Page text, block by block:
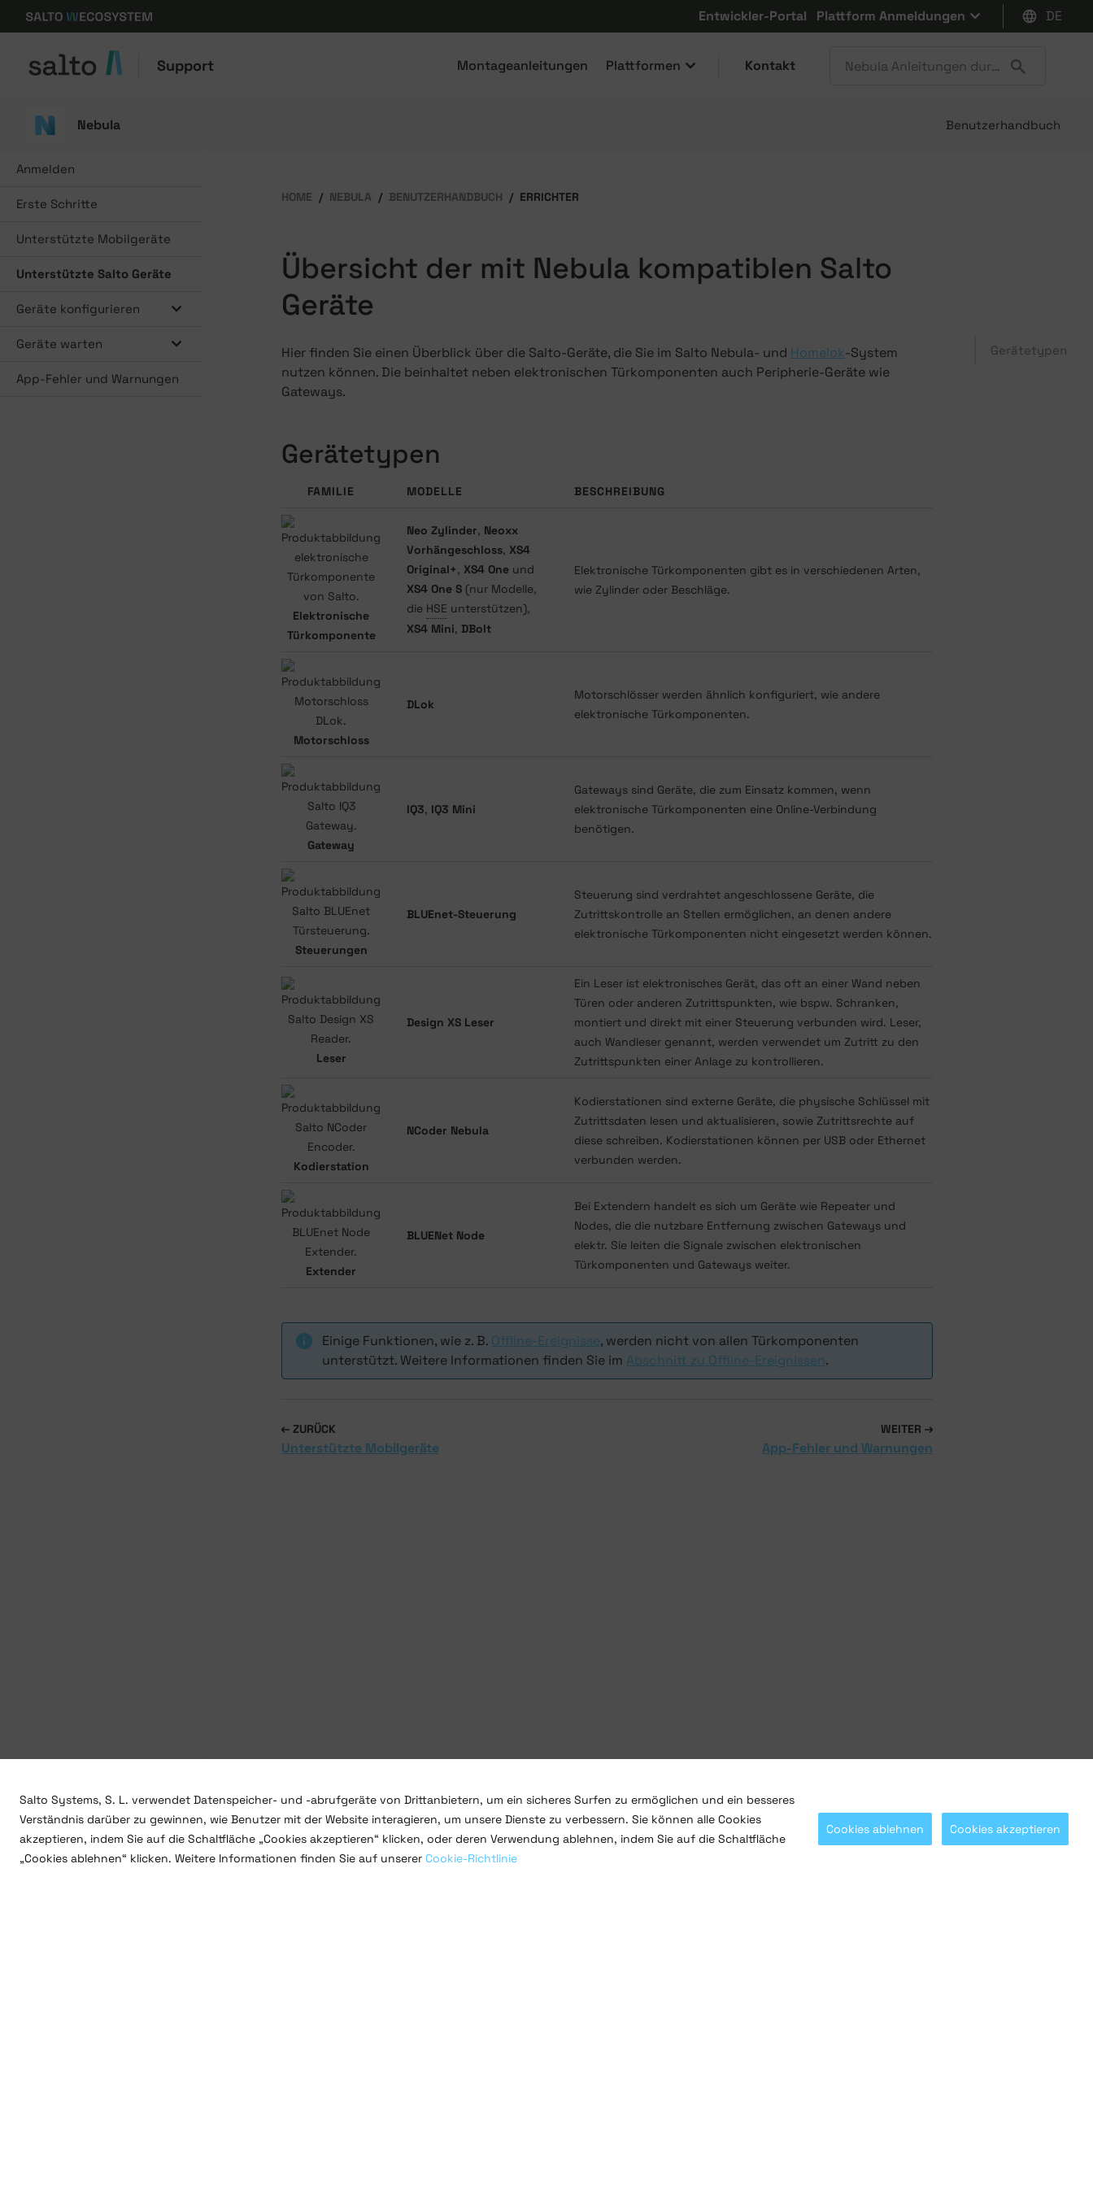
Entwickler-Portal Plattform Anmeldungen DE
Support Montageanleitungen Plattformen Kontakt
Nebula Benutzerhandbuch
HOME NEBULA BENUTZERHANDBUCH ERRICHTER
Übersicht der mit Nebula kompatiblen Salto
Geräte
Hier finden Sie einen Überblick über die Salto-Geräte, die Sie im Salto Nebula- und Homelok-System
nutzen können. Die beinhaltet neben elektronischen Türkomponenten auch Peripherie-Geräte wie
Gateways.
Gerätetypen
FAMILIE MODELLE BESCHREIBUNG
Elektronische
Türkomponente
Neo Zylinder, Neoxx
Vorhängeschloss, XS4
Original+, XS4 One und
XS4 One S (nur Modelle,
die HSE unterstützen),
XS4 Mini, DBolt
Elektronische Türkomponenten gibt es in verschiedenen Arten,
wie Zylinder oder Beschläge.
Motorschloss
DLok
Motorschlösser werden ähnlich konfiguriert, wie andere
elektronische Türkomponenten.
Gateway
IQ3, IQ3 Mini
Gateways sind Geräte, die zum Einsatz kommen, wenn
elektronische Türkomponenten eine Online-Verbindung
benötigen.
Steuerungen
BLUEnet-Steuerung
Steuerung sind verdrahtet angeschlossene Geräte, die
Zutrittskontrolle an Stellen ermöglichen, an denen andere
elektronische Türkomponenten nicht eingesetzt werden können.
Leser
Design XS Leser
Ein Leser ist elektronisches Gerät, das oft an einer Wand neben
Türen oder anderen Zutrittspunkten, wie bspw. Schranken,
montiert und direkt mit einer Steuerung verbunden wird. Leser,
auch Wandleser genannt, werden verwendet um Zutritt zu den
Zutrittspunkten einer Anlage zu kontrollieren.
Kodierstation
NCoder Nebula
Kodierstationen sind externe Geräte, die physische Schlüssel mit
Zutrittsdaten lesen und aktualisieren, sowie Zutrittsrechte auf
diese schreiben. Kodierstationen können per USB oder Ethernet
verbunden werden.
Extender
BLUENet Node
Bei Extendern handelt es sich um Geräte wie Repeater und
Nodes, die die nutzbare Entfernung zwischen Gateways und
elektr. Sie leiten die Signale zwischen elektronischen
Türkomponenten und Gateways weiter.
Einige Funktionen, wie z. B. Offline-Ereignisse, werden nicht von allen Türkomponenten
unterstützt. Weitere Informationen finden Sie im Abschnitt zu Offline-Ereignissen.
ZURÜCK
Unterstützte Mobilgeräte
WEITER
App-Fehler und Warnungen
Gerätetypen
Anmelden
Erste Schritte
Unterstützte Mobilgeräte
Unterstützte Salto Geräte
Geräte konfigurieren
Geräte warten
App-Fehler und Warnungen
Salto Systems, S. L. verwendet Datenspeicher- und -abrufgeräte von Drittanbietern, um ein sicheres Surfen zu ermöglichen und ein besseres
Verständnis darüber zu gewinnen, wie Benutzer mit der Website interagieren, um unsere Dienste zu verbessern. Sie können alle Cookies
akzeptieren, indem Sie auf die Schaltfläche „Cookies akzeptieren“ klicken, oder deren Verwendung ablehnen, indem Sie auf die Schaltfläche
„Cookies ablehnen“ klicken. Weitere Informationen finden Sie auf unserer Cookie-Richtlinie
Cookies ablehnen Cookies akzeptieren